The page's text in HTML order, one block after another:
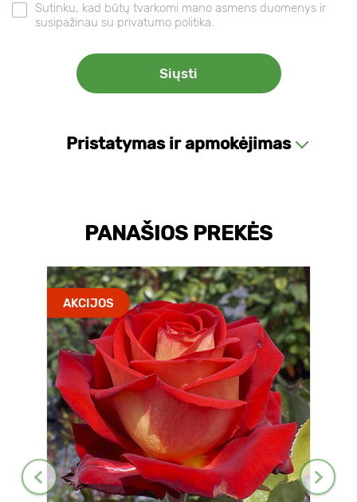
Sutinku, kad būtų tvarkomi mano asmens duomenys ir
susipažinau su privatumo politika.
Pristatymas ir apmokėjimas
PANAŠIOS PREKĖS
AKCIJOS